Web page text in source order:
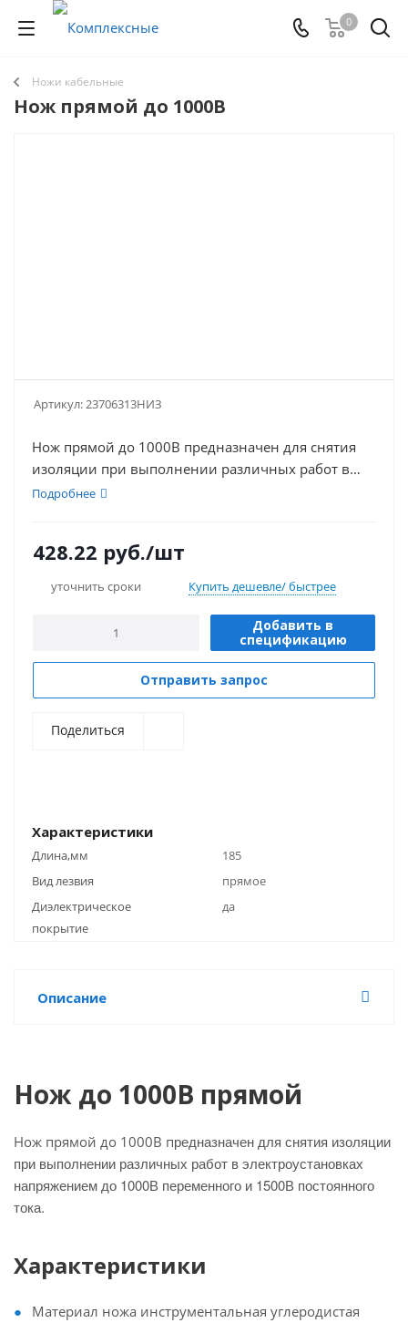
0
Ножи кабельные
Нож прямой до 1000В
Артикул:23706313НИЗ
Нож прямой до 1000В предназначен для снятия
изоляции при выполнении различных работ в
электроустановках напряжением до 1000В
Подробнее
428.22 руб./шт
уточнить сроки Купить дешевле/ быстрее
Добавить в
спецификацию
Отправить запрос
Поделиться
Характеристики
Длина,мм
185
Вид лезвия
прямое
Диэлектрическое
покрытие
да
Описание
Нож до 1000В прямой
Нож прямой до 1000В предназначен для снятия изоляции
при выполнении различных работ в электроустановках
напряжением до 1000В переменного и 1500В постоянного
тока.
Характеристики
Материал ножа инструментальная углеродистая